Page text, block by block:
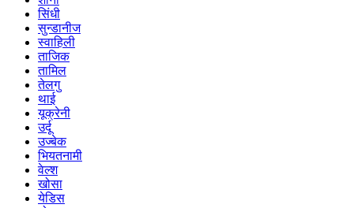
सिंधी
सुन्डानीज
स्वाहिली
ताजिक
तामिल
तेलगु
थाई
यूक्रेनी
उर्दू
उज्बेक
भियतनामी
वेल्श
खोसा
येडिस